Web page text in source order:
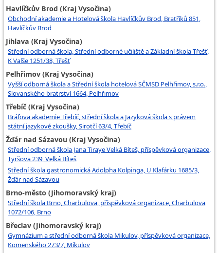
Havlíčkův Brod (Kraj Vysočina)
Obchodní akademie a Hotelová škola Havlíčkův Brod, Bratříků 851,
Havlíčkův Brod
Jihlava (Kraj Vysočina)
Střední odborná škola, Střední odborné učiliště a Základní škola Třešť,
K Valše 1251/38, Třešť
Pelhřimov (Kraj Vysočina)
Vyšší odborná škola a Střední škola hotelová SČMSD Pelhřimov, s.r.o.,
Slovanského bratrství 1664, Pelhřimov
Třebíč (Kraj Vysočina)
Bráfova akademie Třebíč, střední škola a Jazyková škola s právem
státní jazykové zkoušky, Sirotčí 63/4, Třebíč
Žďár nad Sázavou (Kraj Vysočina)
Střední odborná škola Jana Tiraye Velká Bíteš, příspěvková organizace,
Tyršova 239, Velká Bíteš
Střední škola gastronomická Adolpha Kolpinga, U Klafárku 1685/3,
Žďár nad Sázavou
Brno-město (Jihomoravský kraj)
Střední škola Brno, Charbulova, příspěvková organizace, Charbulova
1072/106, Brno
Břeclav (Jihomoravský kraj)
Gymnázium a střední odborná škola Mikulov, příspěvková organizace,
Komenského 273/7, Mikulov